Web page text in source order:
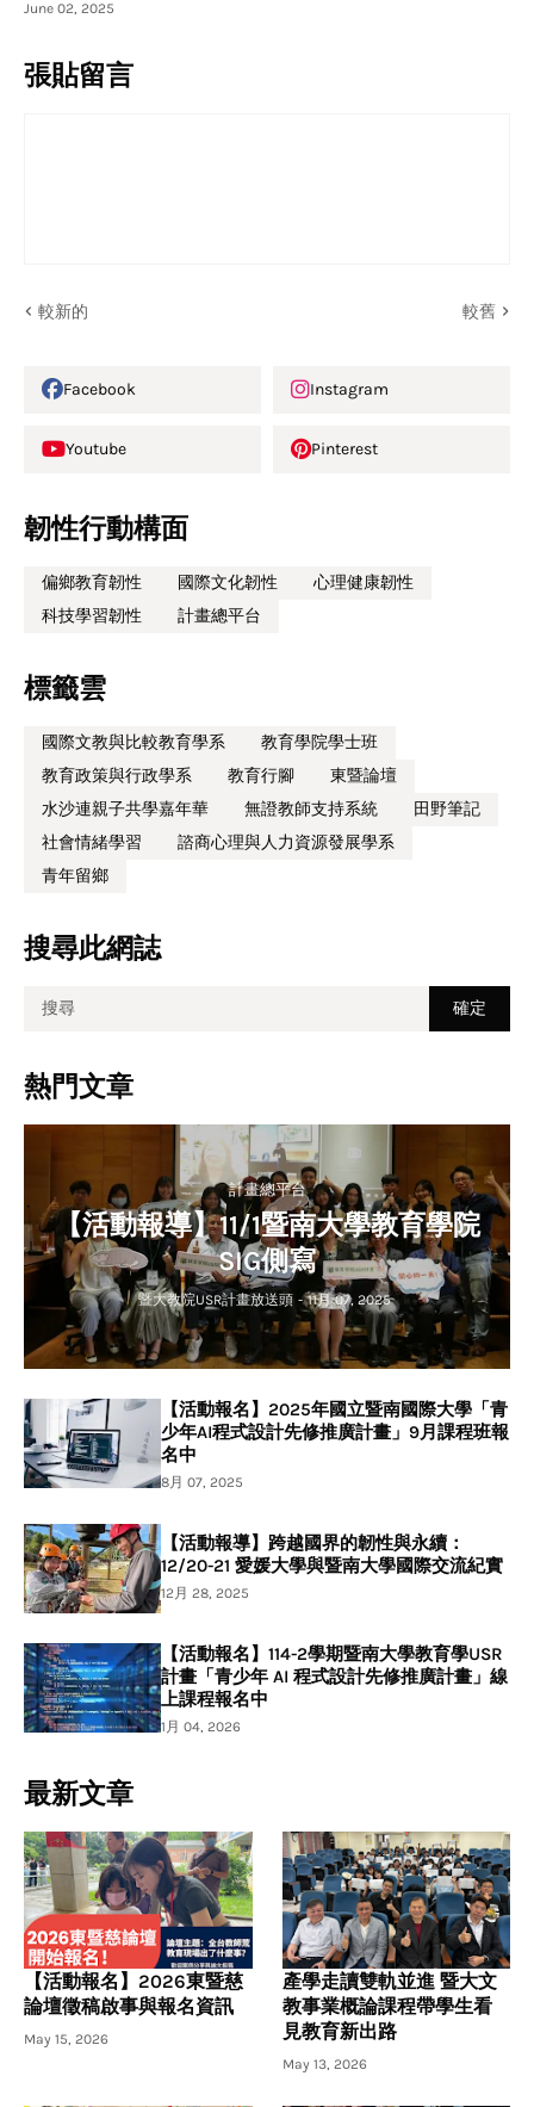
June 02, 2025
張貼留言
較新的 較舊
Facebook Instagram
Youtube Pinterest
韌性行動構面
偏鄉教育韌性 國際文化韌性
心理健康韌性
科技學習韌性
計畫總平台
標籤雲
國際文教與比較教育學系
教育學院學士班
教育政策與行政學系
教育行腳
東暨論壇
水沙連親子共學嘉年華
無證教師支持系統
田野筆記
社會情緒學習
諮商心理與人力資源發展學系
青年留鄉
搜尋此網誌
熱門文章
計畫總平台
【活動報導】11/1暨南大學教育學院
SIG側寫
暨大教院USR計畫放送頭 - 11月 07, 2025
【活動報名】2025年國立暨南國際大學「青
少年AI程式設計先修推廣計畫」9月課程班報
名中
8月 07, 2025
【活動報導】跨越國界的韌性與永續：
12/20-21 愛媛大學與暨南大學國際交流紀實
12月 28, 2025
【活動報名】114-2學期暨南大學教育學USR
計畫「青少年 AI 程式設計先修推廣計畫」線
上課程報名中
1月 04, 2026
最新文章
【活動報名】2026東暨慈
論壇徵稿啟事與報名資訊
May 15, 2026
產學走讀雙軌並進 暨大文
教事業概論課程帶學生看
見教育新出路
May 13, 2026